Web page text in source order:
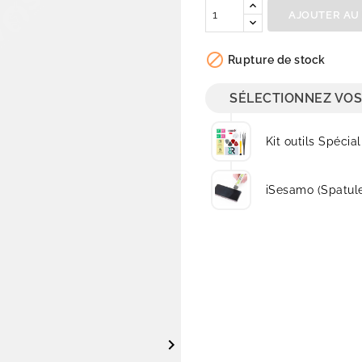

AJOUTER AU
 Rupture de stock
SÉLECTIONNEZ
Kit outils Spécial
iSesamo